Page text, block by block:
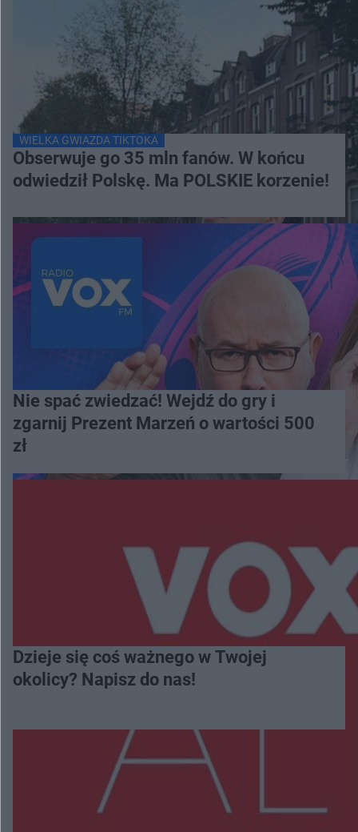
WIELKA GWIAZDA TIKTOKA
Obserwuje go 35 mln fanów. W końcu
odwiedził Polskę. Ma POLSKIE korzenie!
Nie spać zwiedzać! Wejdź do gry i
zgarnij Prezent Marzeń o wartości 500
zł
Dzieje się coś ważnego w Twojej
okolicy? Napisz do nas!
Więcej